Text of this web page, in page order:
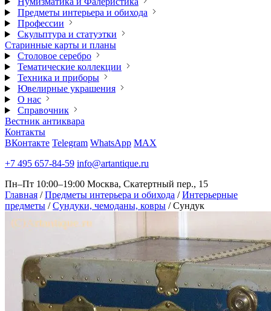
Предметы интерьера и обихода
Профессии
Скульптура и статуэтки
Старинные карты и планы
Столовое серебро
Тематические коллекции
Техника и приборы
Ювелирные украшения
О нас
Справочник
Вестник антиквара
Контакты
ВКонтакте Telegram WhatsApp MAX
+7 495 657-84-59 info@artantique.ru
Пн–Пт 10:00–19:00 Москва, Скатертный пер., 15
Главная / Предметы интерьера и обихода / Интерьерные
предметы / Сундуки, чемоданы, ковры / Сундук